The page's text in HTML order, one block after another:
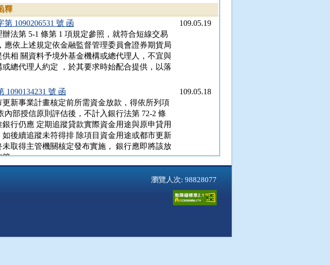
釋
1090206531 號 函
法第 5-1 條第 1 項規定參照，就符合短線交易
應依上述規定依金融監督管理委員會證券期貨局
供相 關資料予境外基金機構或總代理人，不宜與
總代理人約定 ，於其要求時始配合提供，以落
109.05.19
1090134231 號 函
更新事業計畫核定前所需資金放款，得依所列項
內部授信原則評估後，不計入銀行法第 72-2 條
銀行仍應 定期追蹤貸款實際資金用途與原申貸用
如後續追蹤未符得排 除項目資金用途或都市更新
未取得主管機關核定發布實施， 銀行應即將該放
管
109.05.18
及其他經金融監督管理委員會指定之金融機構防
機構舉辦之遠 端視訊課程或線上課程
行加強辦理中小企業放款方案（第十五期）」
瀏覽人次: 98828077